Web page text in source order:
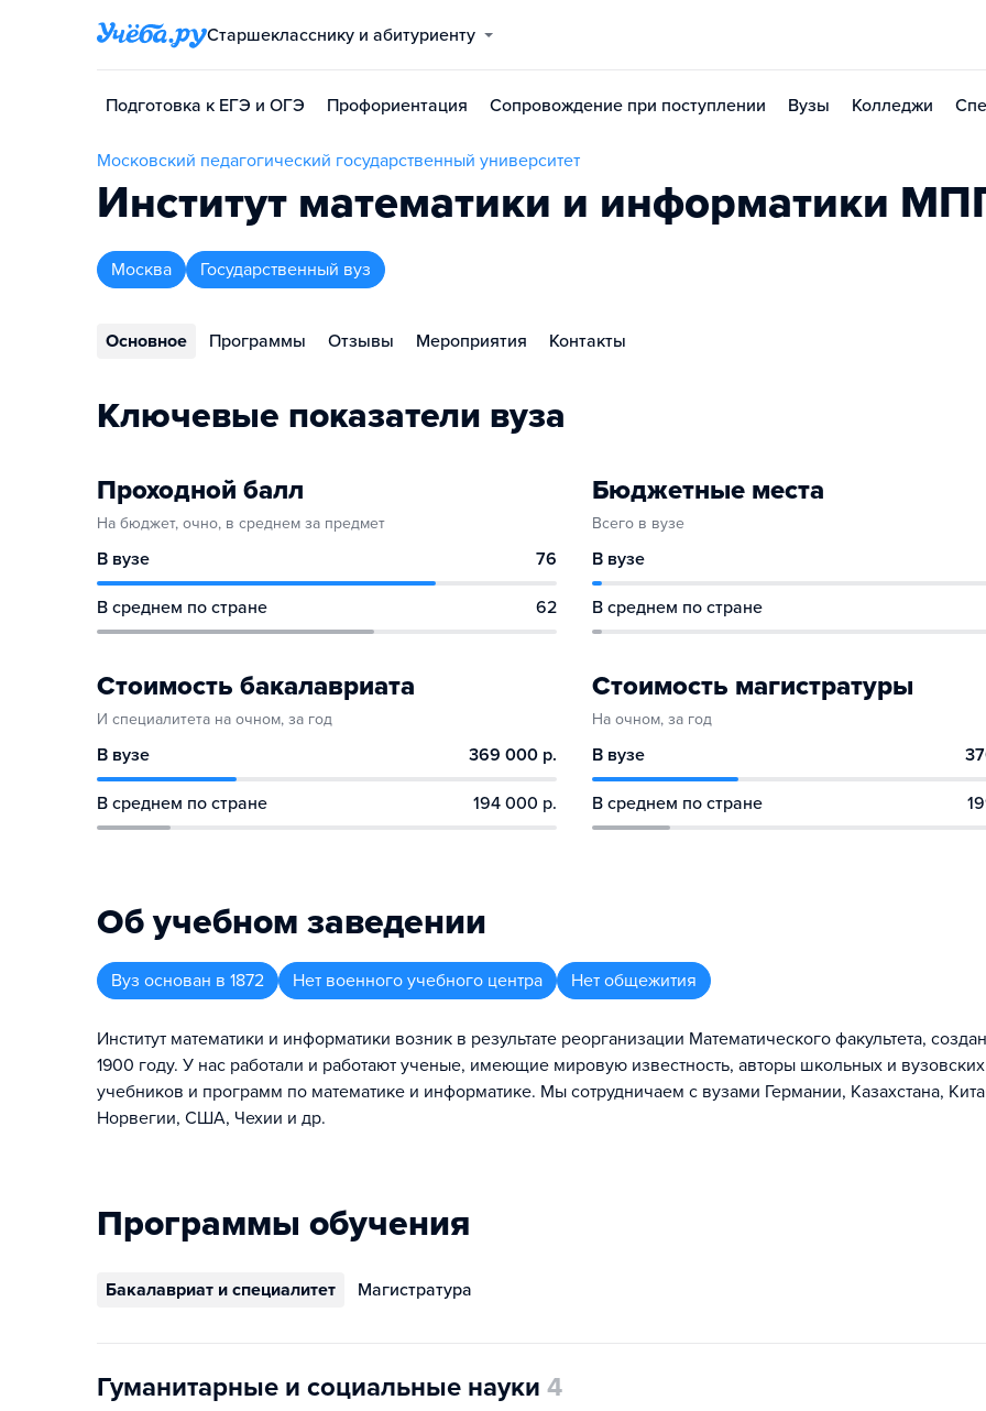
Старшекласснику и абитуриенту
Подготовка к ЕГЭ и ОГЭ Профориентация Сопровождение при поступлении Вузы Колледжи
Московский педагогический государственный университет
Институт математики и информатики
Москва Государственный вуз
Основное Программы Отзывы Мероприятия Контакты
Ключевые показатели вуза
Проходной балл
На бюджет, очно, в среднем за предмет
В вузе 76
В среднем по стране 62
Бюджетные места
Всего в вузе
В вузе
В среднем по стране
Стоимость бакалавриата
И специалитета на очном, за год
В вузе 369 000 р.
В среднем по стране 194 000 р.
Стоимость магистратуры
На очном, за год
В вузе
В среднем по стране
Об учебном заведении
Вуз основан в 1872 Нет военного учебного центра Нет общежития
Институт математики и информатики возник в результате реорганизации Математического факультета,
1900 году. У нас работали и работают ученые, имеющие мировую известность, авторы школьных и вузовских
учебников и программ по математике и информатике. Мы сотрудничаем с вузами Германии, Казахстана,
Норвегии, США, Чехии и др.
Программы обучения
Бакалавриат и специалитет Магистратура
Гуманитарные и социальные науки 4